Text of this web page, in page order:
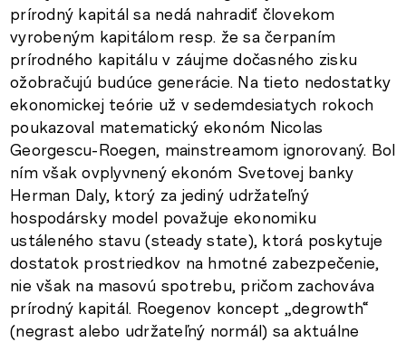
prírodný kapitál sa nedá nahradiť človekom
vyrobeným kapitálom resp. že sa čerpaním
prírodného kapitálu v záujme dočasného zisku
ožobračujú budúce generácie. Na tieto nedostatky
ekonomickej teórie už v sedemdesiatych rokoch
poukazoval matematický ekonóm Nicolas
Georgescu-Roegen, mainstreamom ignorovaný. Bol
ním však ovplyvnený ekonóm Svetovej banky
Herman Daly, ktorý za jediný udržateľný
hospodársky model považuje ekonomiku
ustáleného stavu (steady state), ktorá poskytuje
dostatok prostriedkov na hmotné zabezpečenie,
nie však na masovú spotrebu, pričom zachováva
prírodný kapitál. Roegenov koncept „degrowth“
(negrast alebo udržateľný normál) sa aktuálne